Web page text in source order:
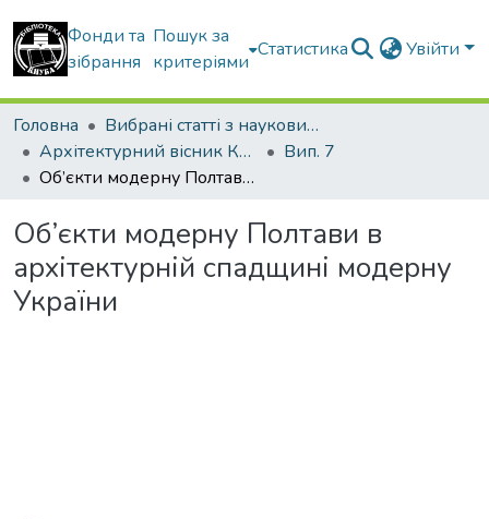
Фонди та
зібрання
Пошук за
критеріями
Статистика Увійти
Головна
Вибрані статті з наукових збірників КНУБА
Архітектурний вісник КНУБА
Вип. 7
Об’єкти модерну Полтави в архітектурній спадщині модерну України
Об’єкти модерну Полтави в
архітектурній спадщині модерну
України